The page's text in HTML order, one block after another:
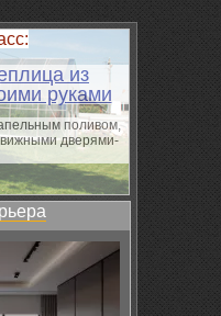
из
руками
поливом,
дверями-